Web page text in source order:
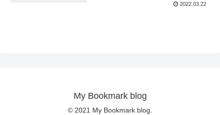
2022.03.22
My Bookmark blog
© 2021 My Bookmark blog.